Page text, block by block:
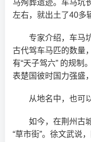
马殉葬遗迹。车马坑
左右，就出土了40多
专家介绍，车马
古代驾车马匹的数量
有“天子驾六” 的规制
表楚国彼时国力强盛
从地名中，也可
如今，在荆州古
“草市街”。徐文武说